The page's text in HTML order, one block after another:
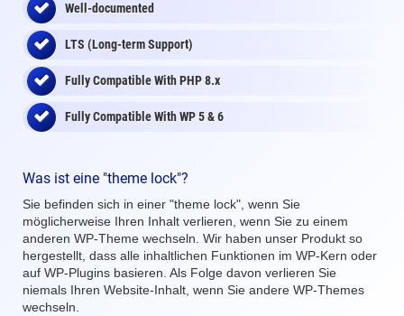
Well-documented
LTS (Long-term Support)
Fully Compatible With PHP 8.x
Fully Compatible With WP 5 & 6
Was ist eine "theme lock"?
Sie befinden sich in einer "theme lock", wenn Sie
möglicherweise Ihren Inhalt verlieren, wenn Sie zu einem
anderen WP-Theme wechseln. Wir haben unser Produkt so
hergestellt, dass alle inhaltlichen Funktionen im WP-Kern oder
auf WP-Plugins basieren. Als Folge davon verlieren Sie
niemals Ihren Website-Inhalt, wenn Sie andere WP-Themes
wechseln.